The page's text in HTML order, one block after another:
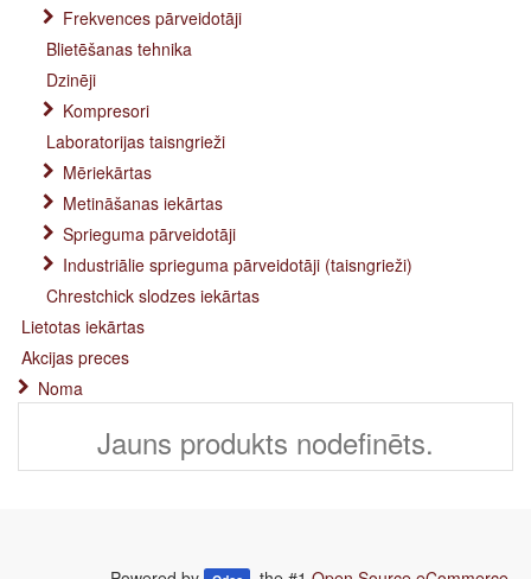
Frekvences pārveidotāji
Blietēšanas tehnika
Dzinēji
Kompresori
Laboratorijas taisngrieži
Mēriekārtas
Metināšanas iekārtas
Sprieguma pārveidotāji
Industriālie sprieguma pārveidotāji (taisngrieži)
Chrestchick slodzes iekārtas
Lietotas iekārtas
Akcijas preces
Noma
Jauns produkts nodefinēts.